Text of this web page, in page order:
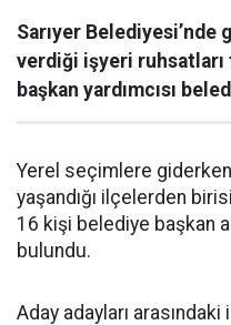
Sarıyer Belediyesi’nde
verdiği işyeri
başkan yardımcısı
Yerel seçimlere giderken
yaşandığı ilçelerden
16 kişi belediye başkan
bulundu.
Aday adayları